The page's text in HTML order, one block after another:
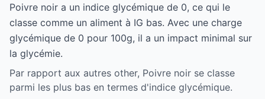
Poivre noir a un indice glycémique de 0, ce qui le
classe comme un aliment à IG bas. Avec une charge
glycémique de 0 pour 100g, il a un impact minimal sur
la glycémie.
Par rapport aux autres other, Poivre noir se classe
parmi les plus bas en termes d'indice glycémique.